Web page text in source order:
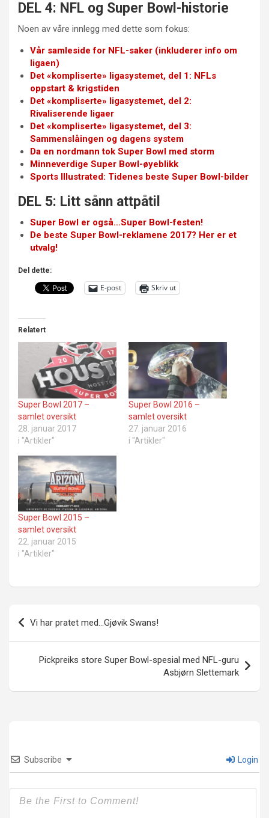
DEL 4: NFL og Super Bowl-historie
Noen av våre innlegg med dette som fokus:
Vår samleside for NFL-saker (inkluderer info om
ligaen)
Det «kompliserte» ligasystemet, del 1: NFLs
oppstart & krigstiden
Det «kompliserte» ligasystemet, del 2:
Rivaliserende ligaer
Det «kompliserte» ligasystemet, del 3:
Sammenslåingen og dagens system
Da en nordmann tok Super Bowl med storm
Minneverdige Super Bowl-øyeblikk
Sports Illustrated: Tidenes beste Super Bowl-bilder
DEL 5: Litt sånn attpåtil
Super Bowl er også…Super Bowl-festen!
De beste Super Bowl-reklamene 2017? Her er et
utvalg!
Del dette:
E-post Skriv ut
Relatert
Super Bowl 2017 –
samlet oversikt
28. januar 2017
i "Artikler"
Super Bowl 2016 –
samlet oversikt
27. januar 2016
i "Artikler"
Super Bowl 2015 –
samlet oversikt
22. januar 2015
i "Artikler"
Innleggsnavigasjon
Vi har pratet med…Gjøvik Swans!
Pickpreiks store Super Bowl-spesial med NFL-guru
Asbjørn Slettemark
Subscribe Login